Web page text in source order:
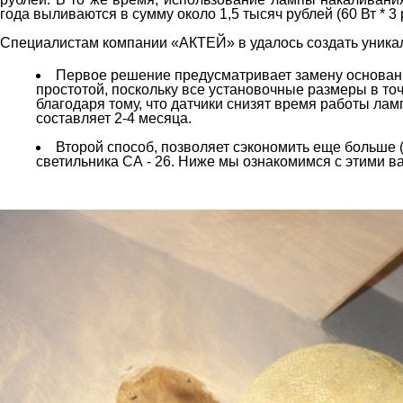
года выливаются в сумму около 1,5 тысяч рублей (60 Вт *
Специалистам компании «АКТЕЙ» в удалось создать
Первое решение предусматривает замену
простотой, поскольку все установочные размеры в
благодаря тому, что датчики снизят время работы
составляет 2-4 месяца.
Второй способ, позволяет сэкономить еще больше
светильника СА - 26. Ниже мы ознакомимся с этими